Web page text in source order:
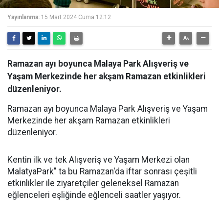
Yayınlanma: 15 Mart 2024 Cuma 12:12
Ramazan ayı boyunca Malaya Park Alışveriş ve
Yaşam Merkezinde her akşam Ramazan etkinlikleri
düzenleniyor.
Ramazan ayı boyunca Malaya Park Alışveriş ve Yaşam
Merkezinde her akşam Ramazan etkinlikleri
düzenleniyor.
Kentin ilk ve tek Alışveriş ve Yaşam Merkezi olan
MalatyaPark" ta bu Ramazan'da iftar sonrası çeşitli
etkinlikler ile ziyaretçiler geleneksel Ramazan
eğlenceleri eşliğinde eğlenceli saatler yaşıyor.